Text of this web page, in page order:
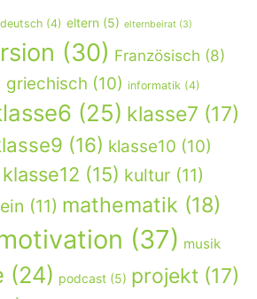
deutsch (4) eltern (5) elternbeirat (3)
(30) Französisch (8)
griechisch (10) informatik (4)
(25) klasse7 (17)
(16) klasse10 (10)
klasse12 (15) kultur (11)
(11) mathematik (18)
(37) musik
(24) podcast (5) projekt (17)